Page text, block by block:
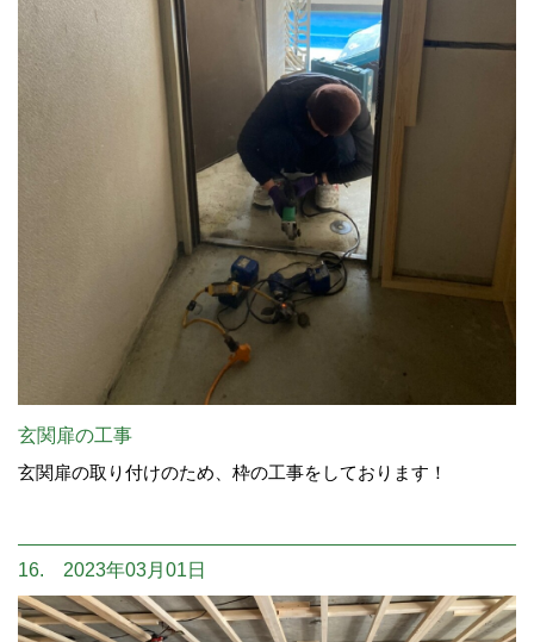
玄関扉の工事
玄関扉の取り付けのため、枠の工事をしております！
16. 2023年03月01日